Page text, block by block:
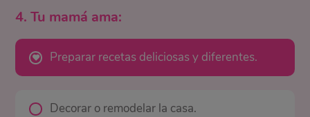
4. Tu mamá ama:
Preparar recetas deliciosas y diferentes.
Decorar o remodelar la casa.